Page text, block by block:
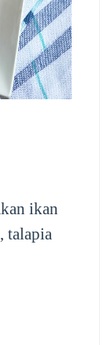
ikan
talapia